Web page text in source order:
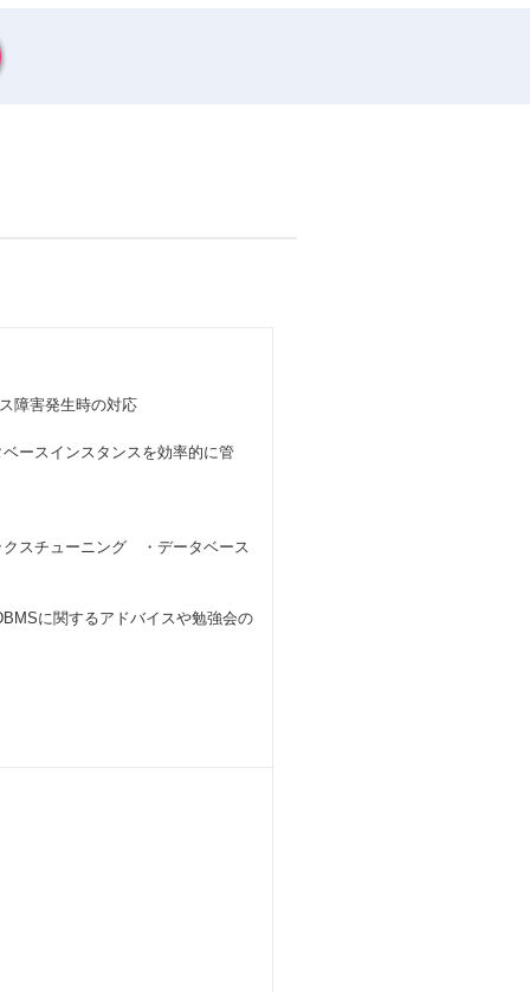
障害発生時の対応
ースインスタンスを効率的に管
クスチューニング ・データベース
に関するアドバイスや勉強会の